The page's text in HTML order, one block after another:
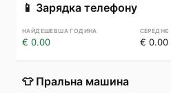
📱 Зарядка телефону
€ 0.00 € 0.00
👕 Пральна машина